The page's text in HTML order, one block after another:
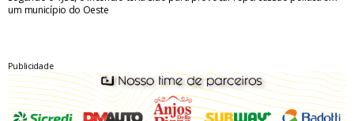
um município do Oeste
Publicidade